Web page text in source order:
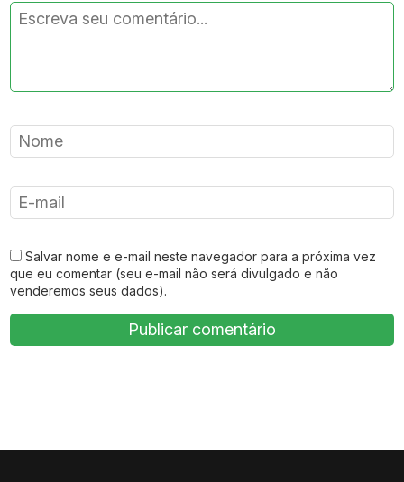
Salvar nome e e-mail neste navegador para a próxima vez
que eu comentar (seu e-mail não será divulgado e não
venderemos seus dados).